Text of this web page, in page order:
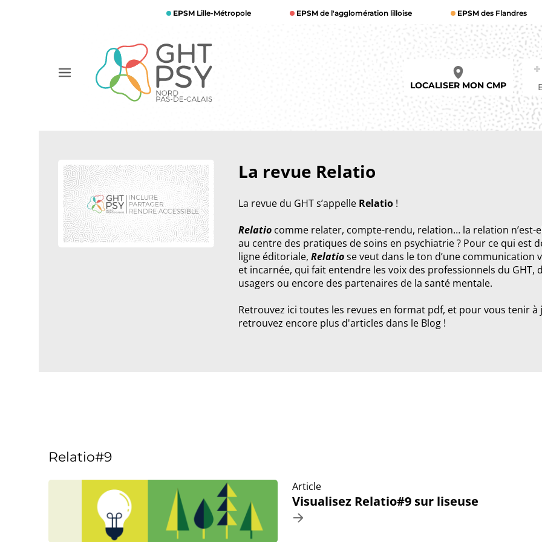
EPSM Lille-Métropole EPSM de l'agglomération lilloise EPSM des Flandres
Afficher
LOCALISER MON CMP
La revue Relatio
La revue du GHT s’appelle Relatio !
Relatio comme relater, compte-rendu, relation… la relation n’est-
au centre des pratiques de soins en psychiatrie ? Pour ce qui est
ligne éditoriale, Relatiose veut dans le ton d’une communication
et incarnée, qui fait entendre les voix des professionnels du GHT,
usagers ou encore des partenaires de la santé mentale.
Retrouvez ici toutes les revues en format pdf, et pour vous tenir à
retrouvez encore plus d'articles dans le Blog !
Relatio#9
Article
Visualisez Relatio#9 sur liseuse